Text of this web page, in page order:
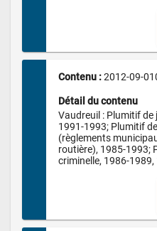
Contenu : 2012-09-
Détail du contenu
Vaudreuil : Plumitif
1991-1993; Plumitif
(règlements
routière), 1985-1993;
criminelle, 1986-